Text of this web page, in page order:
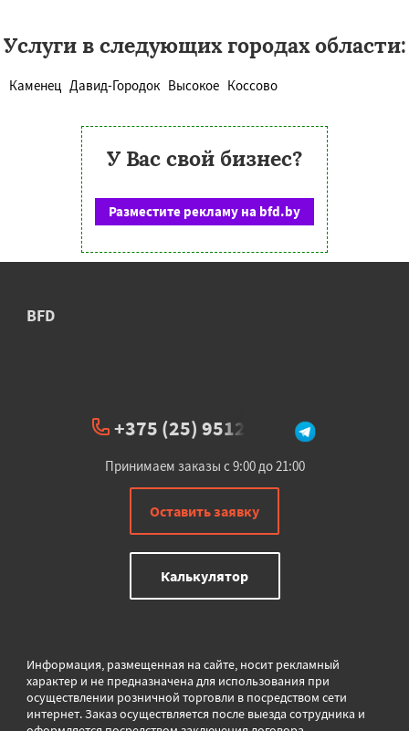
Услуги в следующих городах области:
Каменец Давид-Городок Высокое Коссово
У Вас свой бизнес?
Разместите рекламу на bfd.by
BFD
+375 (25) 951234
Принимаем заказы с 9:00 до 21:00
Оставить заявку
Калькулятор
Информация, размещенная на сайте, носит рекламный
характер и не предназначена для использования при
осуществлении розничной торговли в посредством сети
интернет. Заказ осуществляется после выезда сотрудника и